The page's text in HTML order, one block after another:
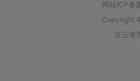
网站ICP备
Copyright
连云港